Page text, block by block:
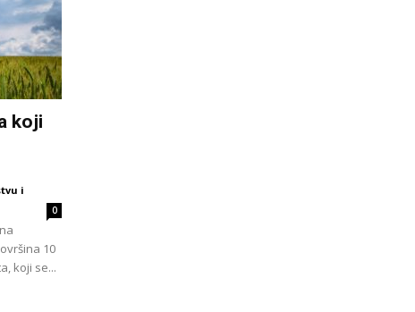
koji
i
0
10
koji se...